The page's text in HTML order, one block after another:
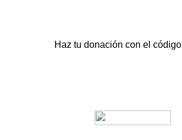
Haz tu donación con el código